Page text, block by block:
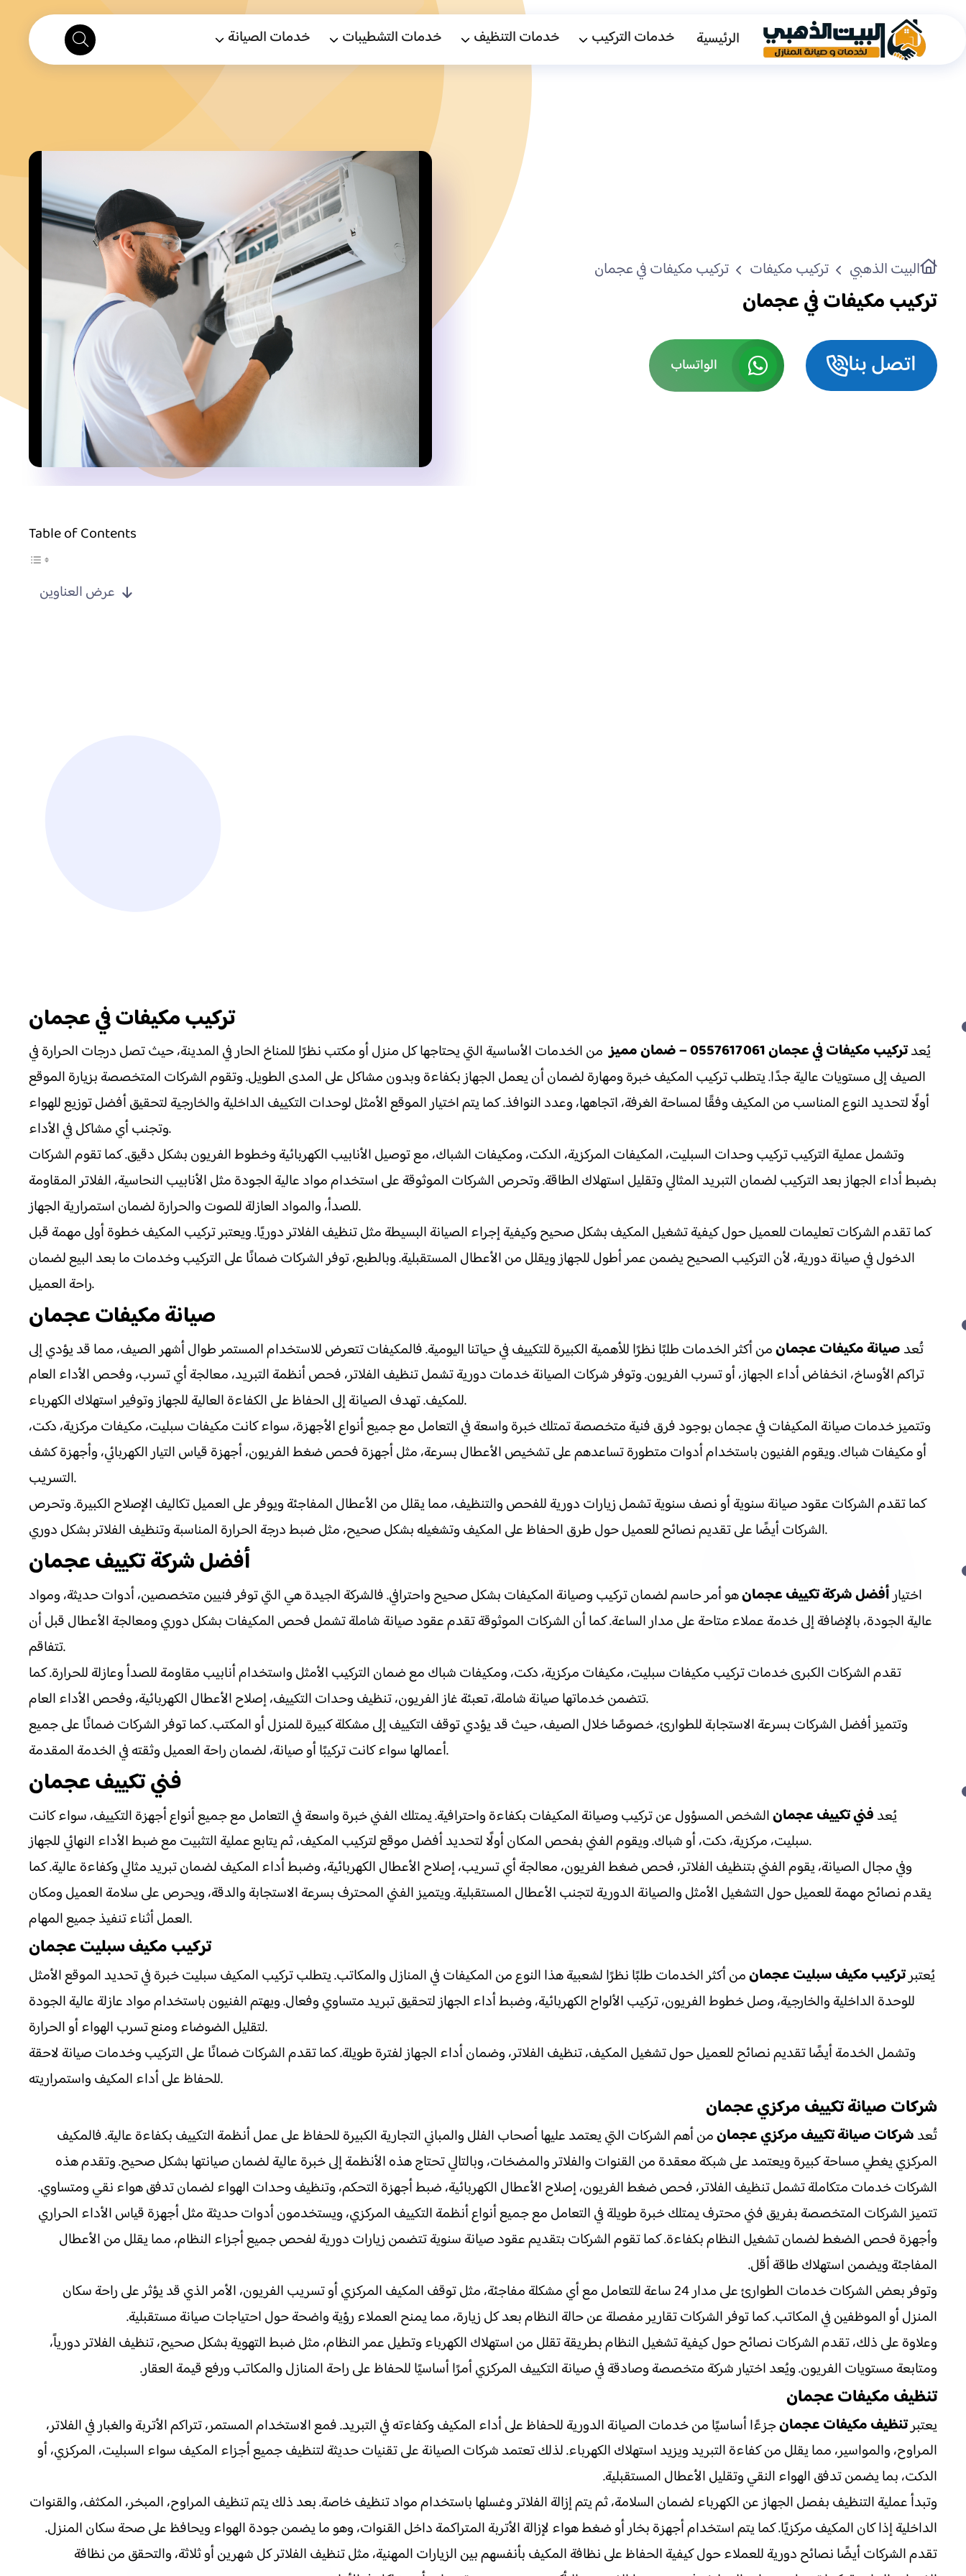
الرئيسية خدمات التركيب خدمات التنظيف خدمات التشطيبات خدمات الصيانة
البيت الذهبي تركيب مكيفات تركيب مكيفات في عجمان
تركيب مكيفات في عجمان
اتصل بنا الواتساب
Table of Contents
عرض العناوين
تركيب مكيفات في عجمان
يُعدتركيب مكيفات في عجمان 0557617061 – ضمان مميز
من الخدمات الأساسية التي يحتاجها كل منزل أو مكتب نظرًا للمناخ الحار في المدينة، حيث تصل درجات الحرارة في
الصيف إلى مستويات عالية جدًا. يتطلب تركيب المكيف خبرة ومهارة لضمان أن يعمل الجهاز بكفاءة وبدون مشاكل على المدى الطويل. وتقوم الشركات المتخصصة بزيارة الموقع
أولًا لتحديد النوع المناسب من المكيف وفقًا لمساحة الغرفة، اتجاهها، وعدد النوافذ. كما يتم اختيار الموقع الأمثل لوحدات التكييف الداخلية والخارجية لتحقيق أفضل توزيع للهواء
وتجنب أي مشاكل في الأداء.
وتشمل عملية التركيب تركيب وحدات السبليت، المكيفات المركزية، الدكت، ومكيفات الشباك، مع توصيل الأنابيب الكهربائية وخطوط الفريون بشكل دقيق. كما تقوم الشركات
بضبط أداء الجهاز بعد التركيب لضمان التبريد المثالي وتقليل استهلاك الطاقة. وتحرص الشركات الموثوقة على استخدام مواد عالية الجودة مثل الأنابيب النحاسية، الفلاتر المقاومة
للصدأ، والمواد العازلة للصوت والحرارة لضمان استمرارية الجهاز.
كما تقدم الشركات تعليمات للعميل حول كيفية تشغيل المكيف بشكل صحيح وكيفية إجراء الصيانة البسيطة مثل تنظيف الفلاتر دوريًا. ويعتبر تركيب المكيف خطوة أولى مهمة قبل
الدخول في صيانة دورية، لأن التركيب الصحيح يضمن عمر أطول للجهاز ويقلل من الأعطال المستقبلية. وبالطبع، توفر الشركات ضمانًا على التركيب وخدمات ما بعد البيع لضمان
راحة العميل.
صيانة مكيفات عجمان
تُعدصيانة مكيفات عجمانمن أكثر الخدمات طلبًا نظرًا للأهمية الكبيرة للتكييف في حياتنا اليومية. فالمكيفات تتعرض للاستخدام المستمر طوال أشهر الصيف، مما قد يؤدي إلى
تراكم الأوساخ، انخفاض أداء الجهاز، أو تسرب الفريون. وتوفر شركات الصيانة خدمات دورية تشمل تنظيف الفلاتر، فحص أنظمة التبريد، معالجة أي تسرب، وفحص الأداء العام
للمكيف. تهدف الصيانة إلى الحفاظ على الكفاءة العالية للجهاز وتوفير استهلاك الكهرباء.
وتتميز خدمات صيانة المكيفات في عجمان بوجود فرق فنية متخصصة تمتلك خبرة واسعة في التعامل مع جميع أنواع الأجهزة، سواء كانت مكيفات سبليت، مكيفات مركزية، دكت،
أو مكيفات شباك. ويقوم الفنيون باستخدام أدوات متطورة تساعدهم على تشخيص الأعطال بسرعة، مثل أجهزة فحص ضغط الفريون، أجهزة قياس التيار الكهربائي، وأجهزة كشف
التسريب.
كما تقدم الشركات عقود صيانة سنوية أو نصف سنوية تشمل زيارات دورية للفحص والتنظيف، مما يقلل من الأعطال المفاجئة ويوفر على العميل تكاليف الإصلاح الكبيرة. وتحرص
الشركات أيضًا على تقديم نصائح للعميل حول طرق الحفاظ على المكيف وتشغيله بشكل صحيح، مثل ضبط درجة الحرارة المناسبة وتنظيف الفلاتر بشكل دوري.
أفضل شركة تكييف عجمان
اختيارأفضل شركة تكييف عجمانهو أمر حاسم لضمان تركيب وصيانة المكيفات بشكل صحيح واحترافي. فالشركة الجيدة هي التي توفر فنيين متخصصين، أدوات حديثة، ومواد
عالية الجودة، بالإضافة إلى خدمة عملاء متاحة على مدار الساعة. كما أن الشركات الموثوقة تقدم عقود صيانة شاملة تشمل فحص المكيفات بشكل دوري ومعالجة الأعطال قبل أن
تتفاقم.
تقدم الشركات الكبرى خدمات تركيب مكيفات سبليت، مكيفات مركزية، دكت، ومكيفات شباك مع ضمان التركيب الأمثل واستخدام أنابيب مقاومة للصدأ وعازلة للحرارة. كما
تتضمن خدماتها صيانة شاملة، تعبئة غاز الفريون، تنظيف وحدات التكييف، إصلاح الأعطال الكهربائية، وفحص الأداء العام.
وتتميز أفضل الشركات بسرعة الاستجابة للطوارئ، خصوصًا خلال الصيف، حيث قد يؤدي توقف التكييف إلى مشكلة كبيرة للمنزل أو المكتب. كما توفر الشركات ضمانًا على جميع
أعمالها سواء كانت تركيبًا أو صيانة، لضمان راحة العميل وثقته في الخدمة المقدمة.
فني تكييف عجمان
يُعدفني تكييف عجمانالشخص المسؤول عن تركيب وصيانة المكيفات بكفاءة واحترافية. يمتلك الفني خبرة واسعة في التعامل مع جميع أنواع أجهزة التكييف، سواء كانت
سبليت، مركزية، دكت، أو شباك. ويقوم الفني بفحص المكان أولًا لتحديد أفضل موقع لتركيب المكيف، ثم يتابع عملية التثبيت مع ضبط الأداء النهائي للجهاز.
وفي مجال الصيانة، يقوم الفني بتنظيف الفلاتر، فحص ضغط الفريون، معالجة أي تسريب، إصلاح الأعطال الكهربائية، وضبط أداء المكيف لضمان تبريد مثالي وكفاءة عالية. كما
يقدم نصائح مهمة للعميل حول التشغيل الأمثل والصيانة الدورية لتجنب الأعطال المستقبلية. ويتميز الفني المحترف بسرعة الاستجابة والدقة، ويحرص على سلامة العميل ومكان
العمل أثناء تنفيذ جميع المهام.
تركيب مكيف سبليت عجمان
يُعتبرتركيب مكيف سبليت عجمانمن أكثر الخدمات طلبًا نظرًا لشعبية هذا النوع من المكيفات في المنازل والمكاتب. يتطلب تركيب المكيف سبليت خبرة في تحديد الموقع الأمثل
للوحدة الداخلية والخارجية، وصل خطوط الفريون، تركيب الألواح الكهربائية، وضبط أداء الجهاز لتحقيق تبريد متساوي وفعال. ويهتم الفنيون باستخدام مواد عازلة عالية الجودة
لتقليل الضوضاء ومنع تسرب الهواء أو الحرارة.
وتشمل الخدمة أيضًا تقديم نصائح للعميل حول تشغيل المكيف، تنظيف الفلاتر، وضمان أداء الجهاز لفترة طويلة. كما تقدم الشركات ضمانًا على التركيب وخدمات صيانة لاحقة
للحفاظ على أداء المكيف واستمراريته.
شركات صيانة تكييف مركزي عجمان
تُعدشركات صيانة تكييف مركزي عجمانمن أهم الشركات التي يعتمد عليها أصحاب الفلل والمباني التجارية الكبيرة للحفاظ على عمل أنظمة التكييف بكفاءة عالية. فالمكيف
المركزي يغطي مساحة كبيرة ويعتمد على شبكة معقدة من القنوات والفلاتر والمضخات، وبالتالي تحتاج هذه الأنظمة إلى خبرة عالية لضمان صيانتها بشكل صحيح. وتقدم هذه
الشركات خدمات متكاملة تشمل تنظيف الفلاتر، فحص ضغط الفريون، إصلاح الأعطال الكهربائية، ضبط أجهزة التحكم، وتنظيف وحدات الهواء لضمان تدفق هواء نقي ومتساوي.
تتميز الشركات المتخصصة بفريق فني محترف يمتلك خبرة طويلة في التعامل مع جميع أنواع أنظمة التكييف المركزي، ويستخدمون أدوات حديثة مثل أجهزة قياس الأداء الحراري
وأجهزة فحص الضغط لضمان تشغيل النظام بكفاءة. كما تقوم الشركات بتقديم عقود صيانة سنوية تتضمن زيارات دورية لفحص جميع أجزاء النظام، مما يقلل من الأعطال
المفاجئة ويضمن استهلاك طاقة أقل.
وتوفر بعض الشركات خدمات الطوارئ على مدار 24 ساعة للتعامل مع أي مشكلة مفاجئة، مثل توقف المكيف المركزي أو تسريب الفريون، الأمر الذي قد يؤثر على راحة سكان
المنزل أو الموظفين في المكاتب. كما توفر الشركات تقارير مفصلة عن حالة النظام بعد كل زيارة، مما يمنح العملاء رؤية واضحة حول احتياجات صيانة مستقبلية.
وعلاوة على ذلك، تقدم الشركات نصائح حول كيفية تشغيل النظام بطريقة تقلل من استهلاك الكهرباء وتطيل عمر النظام، مثل ضبط التهوية بشكل صحيح، تنظيف الفلاتر دورياً،
ومتابعة مستويات الفريون. ويُعد اختيار شركة متخصصة وصادقة في صيانة التكييف المركزي أمرًا أساسيًا للحفاظ على راحة المنازل والمكاتب ورفع قيمة العقار.
تنظيف مكيفات عجمان
يعتبرتنظيف مكيفات عجمانجزءًا أساسيًا من خدمات الصيانة الدورية للحفاظ على أداء المكيف وكفاءته في التبريد. فمع الاستخدام المستمر، تتراكم الأتربة والغبار في الفلاتر،
المراوح، والمواسير، مما يقلل من كفاءة التبريد ويزيد استهلاك الكهرباء. لذلك تعتمد شركات الصيانة على تقنيات حديثة لتنظيف جميع أجزاء المكيف سواء السبليت، المركزي، أو
الدكت، بما يضمن تدفق الهواء النقي وتقليل الأعطال المستقبلية.
وتبدأ عملية التنظيف بفصل الجهاز عن الكهرباء لضمان السلامة، ثم يتم إزالة الفلاتر وغسلها باستخدام مواد تنظيف خاصة. بعد ذلك يتم تنظيف المراوح، المبخر، المكثف، والقنوات
الداخلية إذا كان المكيف مركزيًا. كما يتم استخدام أجهزة بخار أو ضغط هواء لإزالة الأتربة المتراكمة داخل القنوات، وهو ما يضمن جودة الهواء ويحافظ على صحة سكان المنزل.
تقدم الشركات أيضًا نصائح دورية للعملاء حول كيفية الحفاظ على نظافة المكيف بأنفسهم بين الزيارات المهنية، مثل تنظيف الفلاتر كل شهرين أو ثلاثة، والتحقق من نظافة